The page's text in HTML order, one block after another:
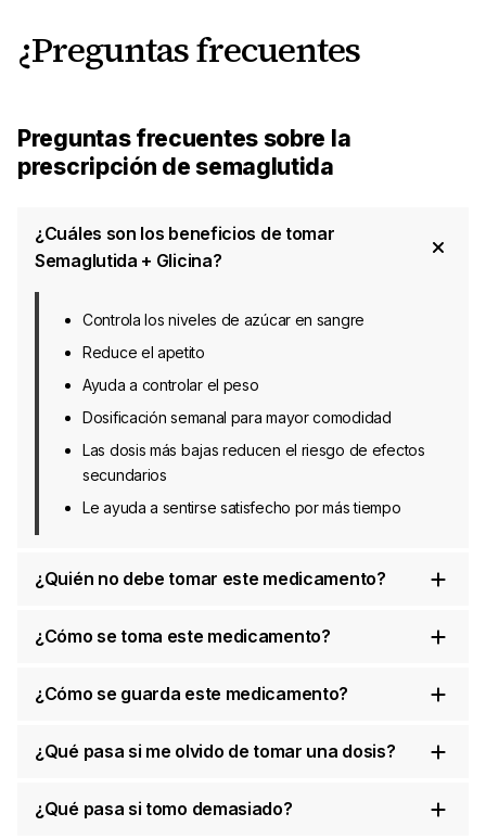
¿Preguntas frecuentes
Preguntas frecuentes sobre la
prescripción de semaglutida
¿Cuáles son los beneficios de tomar
Semaglutida + Glicina?
Controla los niveles de azúcar en sangre
Reduce el apetito
Ayuda a controlar el peso
Dosificación semanal para mayor comodidad
Las dosis más bajas reducen el riesgo de efectos
secundarios
Le ayuda a sentirse satisfecho por más tiempo
¿Quién no debe tomar este medicamento?
¿Cómo se toma este medicamento?
¿Cómo se guarda este medicamento?
¿Qué pasa si me olvido de tomar una dosis?
¿Qué pasa si tomo demasiado?